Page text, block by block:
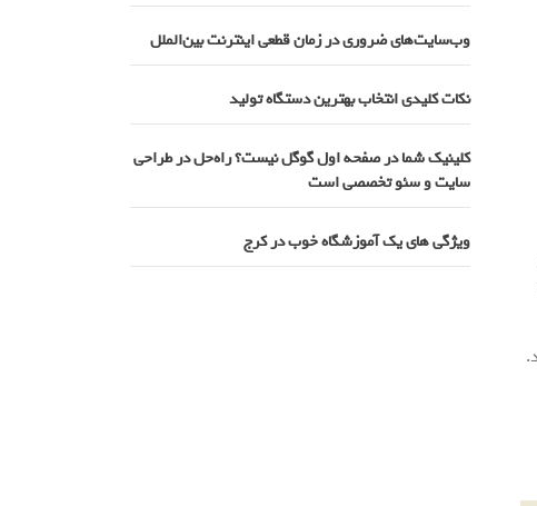
وب‌سایت‌های ضروری در زمان قطعی اینترنت بین‌الملل
نکات کلیدی انتخاب بهترین دستگاه تولید
کلینیک شما در صفحه اول گوگل نیست؟ راه‌حل در طراحی
سایت و سئو تخصصی است
ویژگی های یک آموزشگاه خوب در کرج